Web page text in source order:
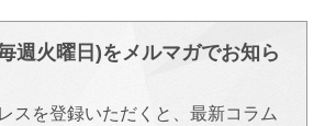
週火曜日)をメルマガでお知ら
スを登録いただくと、最新コラム